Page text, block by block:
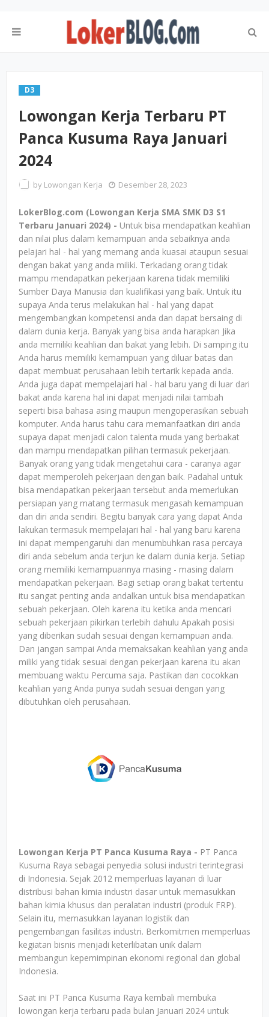
D3
Lowongan Kerja Terbaru PT
Panca Kusuma Raya Januari
2024
by Lowongan Kerja Desember 28, 2023
LokerBlog.com (Lowongan Kerja SMA SMK D3 S1
Terbaru Januari 2024) - Untuk bisa mendapatkan keahlian
dan nilai plus dalam kemampuan anda sebaiknya anda
pelajari hal - hal yang memang anda kuasai ataupun sesuai
dengan bakat yang anda miliki. Terkadang orang tidak
mampu mendapatkan pekerjaan karena tidak memiliki
Sumber Daya Manusia dan kualifikasi yang baik. Untuk itu
supaya Anda terus melakukan hal - hal yang dapat
mengembangkan kompetensi anda dan dapat bersaing di
dalam dunia kerja. Banyak yang bisa anda harapkan Jika
anda memiliki keahlian dan bakat yang lebih. Di samping itu
Anda harus memiliki kemampuan yang diluar batas dan
dapat membuat perusahaan lebih tertarik kepada anda.
Anda juga dapat mempelajari hal - hal baru yang di luar dari
bakat anda karena hal ini dapat menjadi nilai tambah
seperti bisa bahasa asing maupun mengoperasikan sebuah
komputer. Anda harus tahu cara memanfaatkan diri anda
supaya dapat menjadi calon talenta muda yang berbakat
dan mampu mendapatkan pilihan termasuk pekerjaan.
Banyak orang yang tidak mengetahui cara - caranya agar
dapat memperoleh pekerjaan dengan baik. Padahal untuk
bisa mendapatkan pekerjaan tersebut anda memerlukan
persiapan yang matang termasuk mengasah kemampuan
dan diri anda sendiri. Begitu banyak cara yang dapat Anda
lakukan termasuk mempelajari hal - hal yang baru karena
ini dapat mempengaruhi dan menumbuhkan rasa percaya
diri anda sebelum anda terjun ke dalam dunia kerja. Setiap
orang memiliki kemampuannya masing - masing dalam
mendapatkan pekerjaan. Bagi setiap orang bakat tertentu
itu sangat penting anda andalkan untuk bisa mendapatkan
sebuah pekerjaan. Oleh karena itu ketika anda mencari
sebuah pekerjaan pikirkan terlebih dahulu Apakah posisi
yang diberikan sudah sesuai dengan kemampuan anda.
Dan jangan sampai Anda memaksakan keahlian yang anda
miliki yang tidak sesuai dengan pekerjaan karena itu akan
membuang waktu Percuma saja. Pastikan dan cocokkan
keahlian yang Anda punya sudah sesuai dengan yang
dibutuhkan oleh perusahaan.
Lowongan Kerja PT Panca Kusuma Raya - PT Panca
Kusuma Raya sebagai penyedia solusi industri terintegrasi
di Indonesia. Sejak 2012 memperluas layanan di luar
distribusi bahan kimia industri dasar untuk memasukkan
bahan kimia khusus dan peralatan industri (produk FRP).
Selain itu, memasukkan layanan logistik dan
pengembangan fasilitas industri. Berkomitmen memperluas
kegiatan bisnis menjadi keterlibatan unik dalam
membangun kepemimpinan ekonomi regional dan global
Indonesia.
Saat ini PT Panca Kusuma Raya kembali membuka
lowongan kerja terbaru pada bulan Januari 2024 untuk